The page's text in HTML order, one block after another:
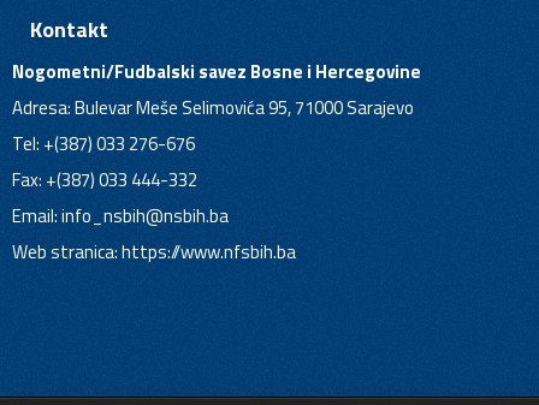
Kontakt
Nogometni/Fudbalski savez Bosne i Hercegovine
Adresa: Bulevar Meše Selimovića 95, 71000 Sarajevo
Tel: +(387) 033 276-676
Fax: +(387) 033 444-332
Email:info_nsbih@nsbih.ba
Web stranica: https://www.nfsbih.ba